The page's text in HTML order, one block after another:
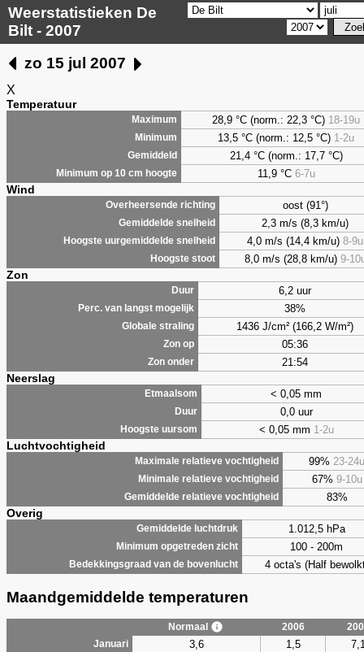
Weerstatistieken De
Bilt - 2007
zo 15 jul 2007
X
Temperatuur
Maximum 28,9 °C (norm.: 22,3 °C) 18-19u
Minimum 13,5 °C (norm.: 12,5 °C) 1-2u
Gemiddeld 21,4 °C (norm.: 17,7 °C)
Minimum op 10 cm hoogte 11,9 °C 6-7u
Wind
Overheersende richting oost (91°)
Gemiddelde snelheid 2,3 m/s (8,3 km/u)
Hoogste uurgemiddelde snelheid 4,0 m/s (14,4 km/u) 8-9u
Hoogste stoot 8,0 m/s (28,8 km/u) 9-
Zon
Duur 6,2 uur
Perc. van langst mogelijk 38%
Globale straling 1436 J/cm² (166,2 W/m²)
Zon op 05:36
Zon onder 21:54
Neerslag
Etmaalsom < 0,05 mm
Duur 0,0 uur
Hoogste uursom < 0,05 mm 1-2u
Luchtvochtigheid
Maximale relatieve vochtigheid 99% 23-24u
Minimale relatieve vochtigheid 67% 9-10u
Gemiddelde relatieve vochtigheid 83%
Overig
Gemiddelde luchtdruk 1.012,5 hPa
Minimum opgetreden zicht 100 - 200m
Bedekkingsgraad van de bovenlucht 4 octa's (Half
Maandgemiddelde temperaturen
Normaal 2006
Januari
3,6 1,5